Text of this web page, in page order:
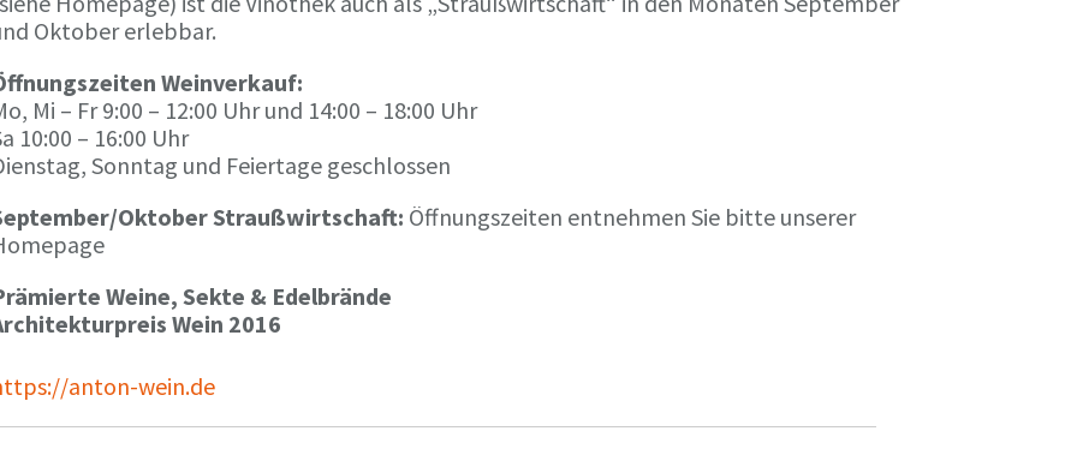
Oktober erlebbar.
Weinverkauf:
Mi – Fr 9:00 – 12:00 Uhr und 14:00 – 18:00 Uhr
10:00 – 16:00 Uhr
Sonntag und Feiertage geschlossen
Oktober Straußwirtschaft: Öffnungszeiten entnehmen Sie bitte unserer
Weine, Sekte & Edelbrände
Wein 2016
anton-wein.de